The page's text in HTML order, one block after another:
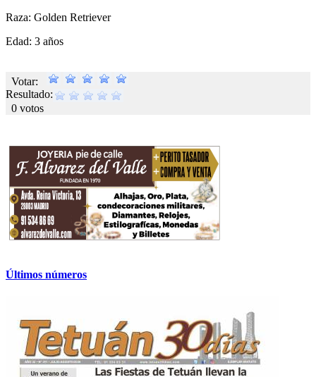
Raza: Golden Retriever
Edad: 3 años
Votar:
Resultado:
0 votos
Últimos números